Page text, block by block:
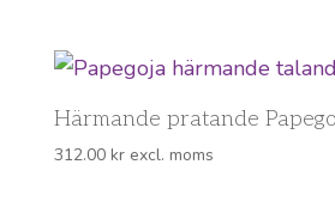
Härmande pratande
312.00 krexcl. moms